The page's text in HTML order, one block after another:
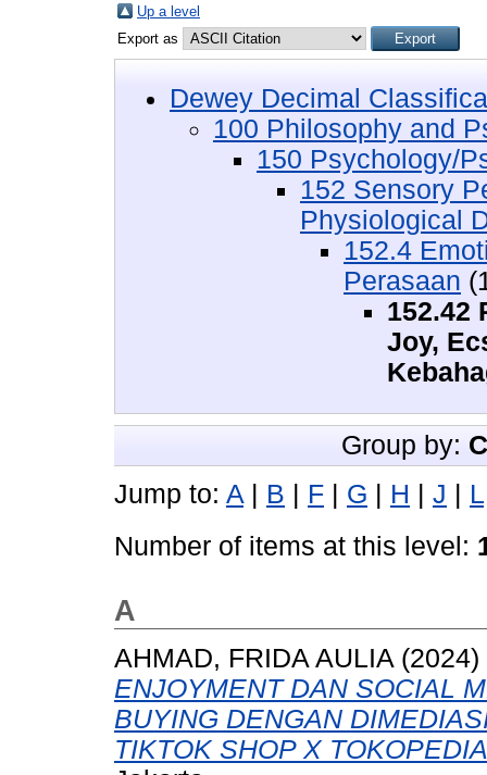
Up a level
Export as
Dewey Decimal
100 Philosophy and
150 Psychology/
152 Sensory
Physiological
152.4
Perasaan
152.42
Joy,
Group by:
Jump to: A B F G H J L
Number of items at this level:
A
AHMAD, FRIDA AULIA (2024)
ENJOYMENT DAN SOCIAL
BUYING DENGAN
TIKTOK SHOP X